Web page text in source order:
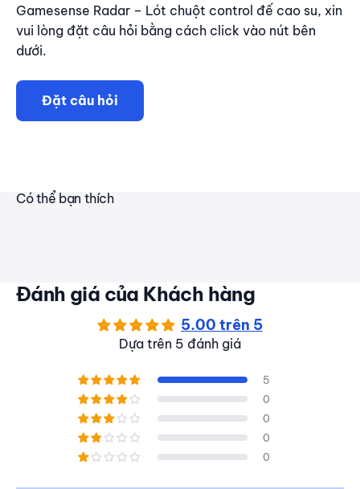
Gamesense Radar – Lót chuột control đế cao su, xin
vui lòng đặt câu hỏi bằng cách click vào nút bên
dưới.
Đặt câu hỏi
Có thể bạn thích
Đánh giá của Khách hàng
5.00 trên 5
Dựa trên 5 đánh giá
5
0
0
0
0